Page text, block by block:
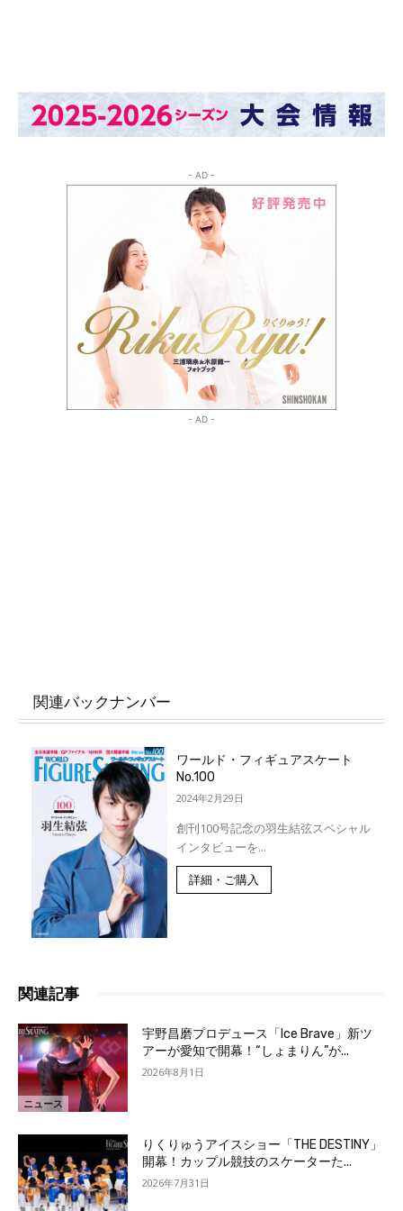
- AD -
- AD -
関連バックナンバー
ワールド・フィギュアスケート
No.100
2024年2月29日
創刊100号記念の羽生結弦スペシャル
インタビューを...
詳細・ご購入
関連記事
ニュース
宇野昌磨プロデュース「Ice Brave」新ツ
アーが愛知で開幕！“しょまりん”が...
2026年8月1日
りくりゅうアイスショー「THE DESTINY」
開幕！カップル競技のスケーターた...
2026年7月31日